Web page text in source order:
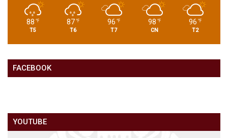
88 ℉
T5
87 ℉
T6
96 ℉
T7
98 ℉
CN
96 ℉
T2
FACEBOOK
YOUTUBE